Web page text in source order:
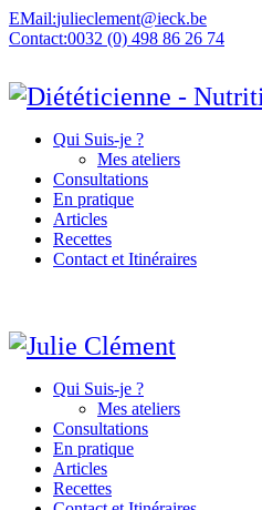
EMail:julieclement@ieck.be
Contact:0032 (0) 498 86 26 74
Qui Suis-je ?
Mes ateliers
Consultations
En pratique
Articles
Recettes
Contact et Itinéraires
Qui Suis-je ?
Mes ateliers
Consultations
En pratique
Articles
Recettes